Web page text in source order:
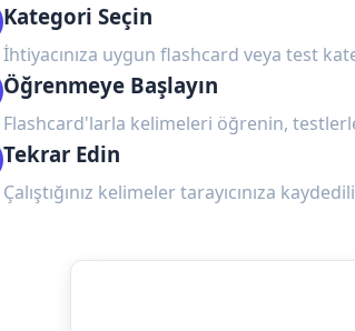
Kategori Seçin
İhtiyacınıza uygun flashcard veya test
Öğrenmeye Başlayın
Flashcard'larla kelimeleri öğrenin,
Tekrar Edin
Çalıştığınız kelimeler tarayıcınıza